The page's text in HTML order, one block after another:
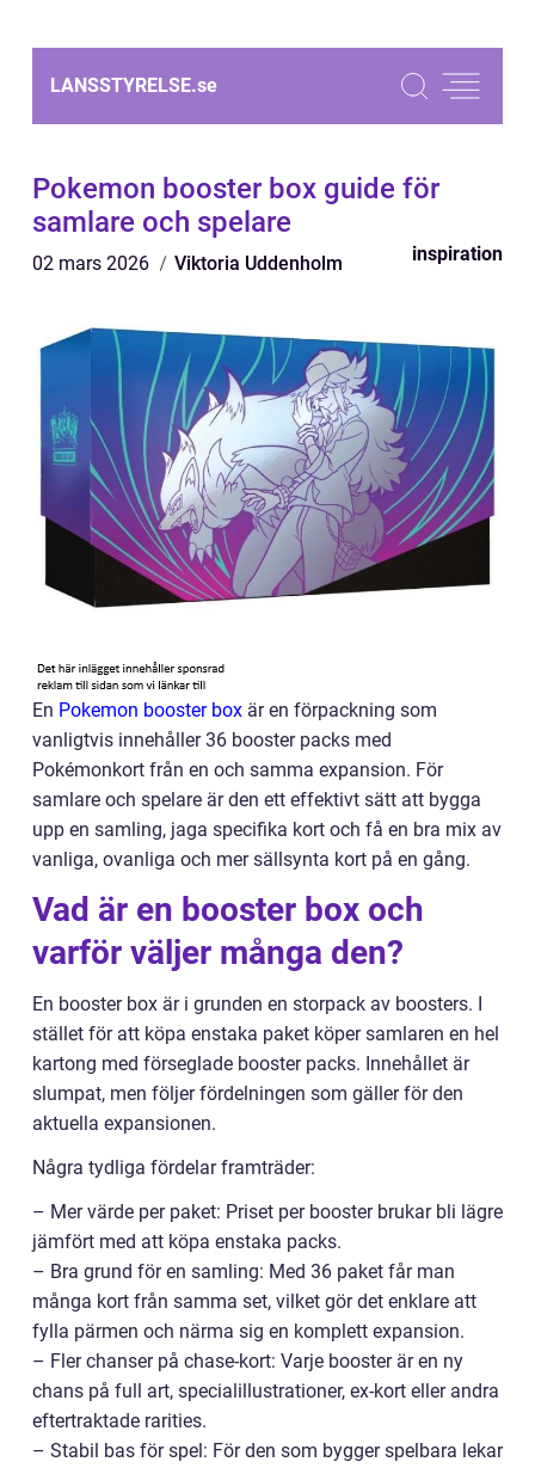
LANSSTYRELSE.se
Pokemon booster box guide för
samlare och spelare
02 mars 2026 Viktoria Uddenholm inspiration
En Pokemon booster box är en förpackning som
vanligtvis innehåller 36 booster packs med
Pokémonkort från en och samma expansion. För
samlare och spelare är den ett effektivt sätt att bygga
upp en samling, jaga specifika kort och få en bra mix av
vanliga, ovanliga och mer sällsynta kort på en gång.
Vad är en booster box och
varför väljer många den?
En booster box är i grunden en storpack av boosters. I
stället för att köpa enstaka paket köper samlaren en hel
kartong med förseglade booster packs. Innehållet är
slumpat, men följer fördelningen som gäller för den
aktuella expansionen.
Några tydliga fördelar framträder:
– Mer värde per paket: Priset per booster brukar bli lägre
jämfört med att köpa enstaka packs.
– Bra grund för en samling: Med 36 paket får man
många kort från samma set, vilket gör det enklare att
fylla pärmen och närma sig en komplett expansion.
– Fler chanser på chase-kort: Varje booster är en ny
chans på full art, specialillustrationer, ex-kort eller andra
eftertraktade rarities.
– Stabil bas för spel: För den som bygger spelbara lekar